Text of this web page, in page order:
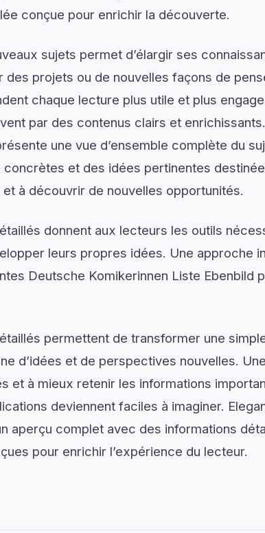
conçue pour enrichir la découverte.
sujets permet d’élargir ses
des projets ou de nouvelles façons de
chaque lecture plus utile et plus
par des contenus clairs et
une vue d’ensemble complète du
concrètes et des idées pertinentes
à découvrir de nouvelles opportunités.
donnent aux lecteurs les outils
leurs propres idées. Une approche
Deutsche Komikerinnen Liste Ebenbild
permettent de transformer une
d’idées et de perspectives nouvelles.
et à mieux retenir les informations
deviennent faciles à imaginer.
aperçu complet avec des informations
pour enrichir l’expérience du lecteur.